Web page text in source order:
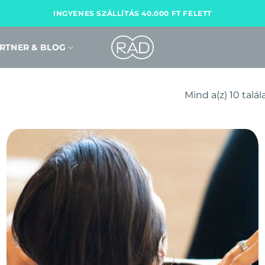
INGYENES SZÁLLÍTÁS 40.000 FT FELETT
& BLOG
Mind a(z) 10